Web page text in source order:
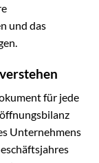
und das
für jede
Unternehmens